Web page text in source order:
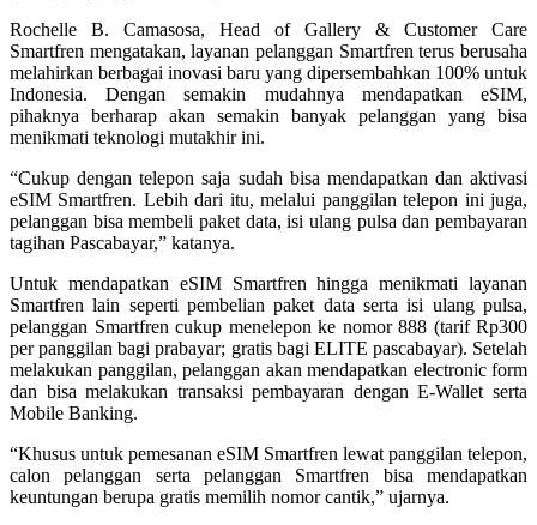
Rochelle B. Camasosa, Head of Gallery & Customer Care
Smartfren mengatakan, layanan pelanggan Smartfren terus berusaha
melahirkan berbagai inovasi baru yang dipersembahkan 100% untuk
Indonesia. Dengan semakin mudahnya mendapatkan eSIM,
pihaknya berharap akan semakin banyak pelanggan yang bisa
menikmati teknologi mutakhir ini.
“Cukup dengan telepon saja sudah bisa mendapatkan dan aktivasi
eSIM Smartfren. Lebih dari itu, melalui panggilan telepon ini juga,
pelanggan bisa membeli paket data, isi ulang pulsa dan pembayaran
tagihan Pascabayar,” katanya.
Untuk mendapatkan eSIM Smartfren hingga menikmati layanan
Smartfren lain seperti pembelian paket data serta isi ulang pulsa,
pelanggan Smartfren cukup menelepon ke nomor 888 (tarif Rp300
per panggilan bagi prabayar; gratis bagi ELITE pascabayar). Setelah
melakukan panggilan, pelanggan akan mendapatkan electronic form
dan bisa melakukan transaksi pembayaran dengan E-Wallet serta
Mobile Banking.
“Khusus untuk pemesanan eSIM Smartfren lewat panggilan telepon,
calon pelanggan serta pelanggan Smartfren bisa mendapatkan
keuntungan berupa gratis memilih nomor cantik,” ujarnya.